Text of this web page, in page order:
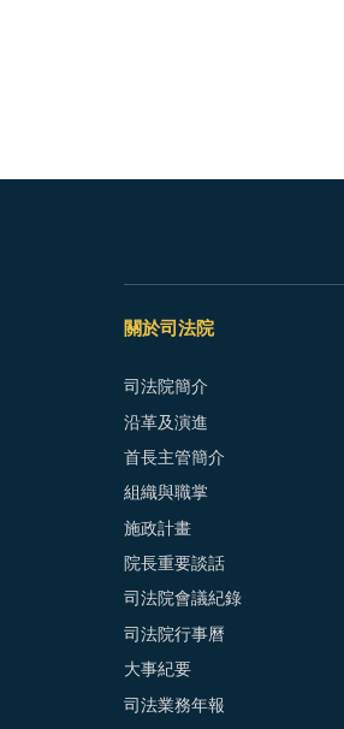
關於司法院
司法院簡介
沿革及演進
首長主管簡介
組織與職掌
施政計畫
院長重要談話
司法院會議紀錄
司法院行事曆
大事紀要
司法業務年報